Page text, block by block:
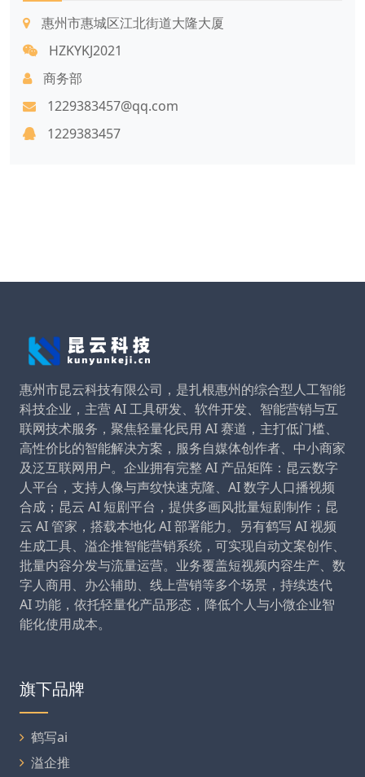
惠州市惠城区江北街道大隆大厦
HZKYKJ2021
商务部
1229383457@qq.com
1229383457
惠州市昆云科技有限公司，是扎根惠州的综合型人工智能
科技企业，主营 AI 工具研发、软件开发、智能营销与互
联网技术服务，聚焦轻量化民用 AI 赛道，主打低门槛、
高性价比的智能解决方案，服务自媒体创作者、中小商家
及泛互联网用户。企业拥有完整 AI 产品矩阵：昆云数字
人平台，支持人像与声纹快速克隆、AI 数字人口播视频
合成；昆云 AI 短剧平台，提供多画风批量短剧制作；昆
云 AI 管家，搭载本地化 AI 部署能力。另有鹤写 AI 视频
生成工具、溢企推智能营销系统，可实现自动文案创作、
批量内容分发与流量运营。业务覆盖短视频内容生产、数
字人商用、办公辅助、线上营销等多个场景，持续迭代
AI 功能，依托轻量化产品形态，降低个人与小微企业智
能化使用成本。
旗下品牌
鹤写ai
溢企推